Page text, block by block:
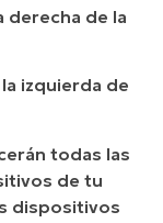
derecha de la
izquierda de
todas las
de tu
dispositivos